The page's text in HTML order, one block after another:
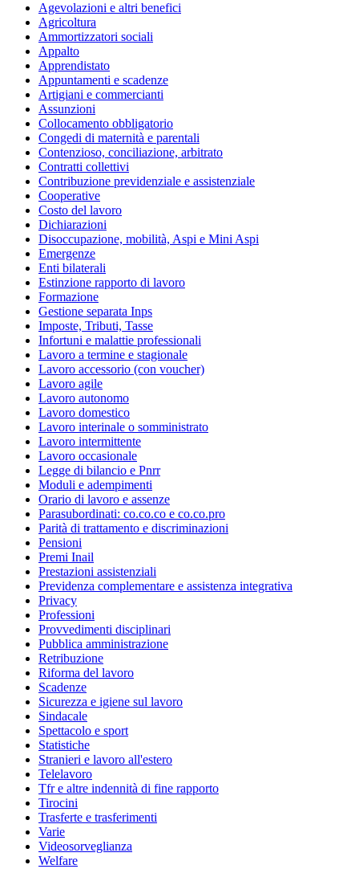
Agevolazioni e altri benefici
Agricoltura
Ammortizzatori sociali
Appalto
Apprendistato
Appuntamenti e scadenze
Artigiani e commercianti
Assunzioni
Collocamento obbligatorio
Congedi di maternità e parentali
Contenzioso, conciliazione, arbitrato
Contratti collettivi
Contribuzione previdenziale e assistenziale
Cooperative
Costo del lavoro
Dichiarazioni
Disoccupazione, mobilità, Aspi e Mini Aspi
Emergenze
Enti bilaterali
Estinzione rapporto di lavoro
Formazione
Gestione separata Inps
Imposte, Tributi, Tasse
Infortuni e malattie professionali
Lavoro a termine e stagionale
Lavoro accessorio (con voucher)
Lavoro agile
Lavoro autonomo
Lavoro domestico
Lavoro interinale o somministrato
Lavoro intermittente
Lavoro occasionale
Legge di bilancio e Pnrr
Moduli e adempimenti
Orario di lavoro e assenze
Parasubordinati: co.co.co e co.co.pro
Parità di trattamento e discriminazioni
Pensioni
Premi Inail
Prestazioni assistenziali
Previdenza complementare e assistenza integrativa
Privacy
Professioni
Provvedimenti disciplinari
Pubblica amministrazione
Retribuzione
Riforma del lavoro
Scadenze
Sicurezza e igiene sul lavoro
Sindacale
Spettacolo e sport
Statistiche
Stranieri e lavoro all'estero
Telelavoro
Tfr e altre indennità di fine rapporto
Tirocini
Trasferte e trasferimenti
Varie
Videosorveglianza
Welfare